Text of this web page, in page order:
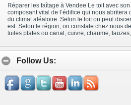
Réparer les faîtage à Vendee Le toit avec
composant vital de l’édifice qui nous abritera
du climat aléatoire. Selon le toit on peut
est. Selon le région, on constate chez nous
tuiles plates ou canal, cuivre, chaume,
Follow Us: